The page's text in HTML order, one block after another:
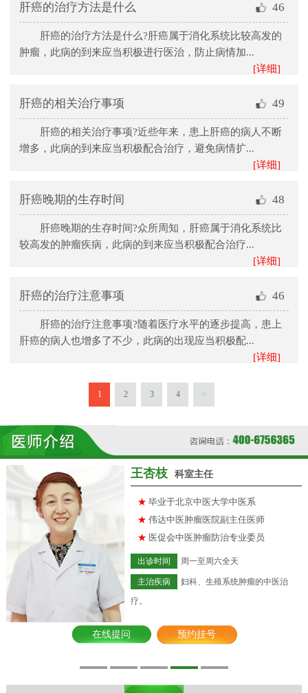
46
肝癌的治疗方法是什么
肝癌的治疗方法是什么?肝癌属于消化系统比较高发的
肿瘤，此病的到来应当积极进行医治，防止病情加...
[详细]
49
肝癌的相关治疗事项
肝癌的相关治疗事项?近些年来，患上肝癌的病人不断
增多，此病的到来应当积极配合治疗，避免病情扩...
[详细]
48
肝癌晚期的生存时间
肝癌晚期的生存时间?众所周知，肝癌属于消化系统比
较高发的肿瘤疾病，此病的到来应当积极配合治疗...
[详细]
46
肝癌的治疗注意事项
肝癌的治疗注意事项?随着医疗水平的逐步提高，患上
肝癌的病人也增多了不少，此病的出现应当积极配...
[详细]
1 2 3 4 >
王杏枝 科室主任
★ 毕业于北京中医大学中医系
★ 伟达中医肿瘤医院副主任医师
★ 医促会中医肿瘤防治专业委员
出诊时间 周一至周六全天
主治疾病
妇科、生殖系统肿瘤的中医治
疗。
在线提问 预约挂号